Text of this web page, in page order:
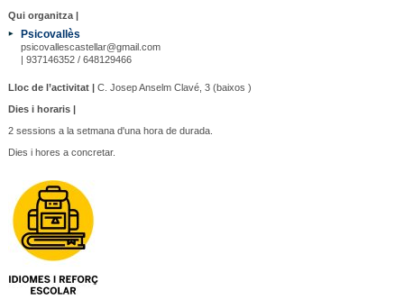
Qui organitza |
Psicovallès
psicovallescastellar@gmail.com
| 937146352 / 648129466
Lloc de l’activitat |C. Josep Anselm Clavé, 3 (baixos )
Dies i horaris |
2 sessions a la setmana d'una hora de durada.
Dies i hores a concretar.